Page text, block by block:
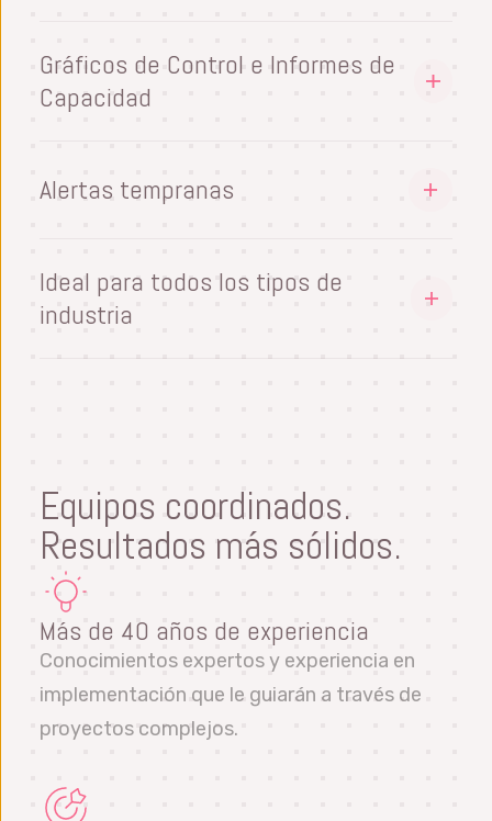
dispositivos de medición, CMM, bases de
datos y PLC a una plataforma SPC simples.
Gráficos de Control e Informes de
Capacidad
supervisar la capacidad del proceso.
Alertas tempranas
tendencias antes de que causen problemas.
Elimine la variación, mejore el rendimiento y
produzca buenos productos, siempre.
Ideal para todos los tipos de
industria
Equipos coordinados.
Resultados más sólidos.
Más de 40 años de experiencia
Conocimientos expertos y experiencia en
implementación que le guiarán a través de
proyectos complejos.